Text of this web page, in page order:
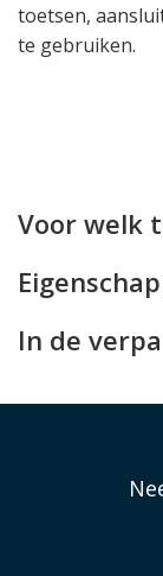
toetsen,
te gebruiken.
Voor welk
In de